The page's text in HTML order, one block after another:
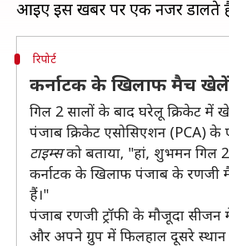
रिपोर्ट
कर्नाटक के खिलाफ मैच
गिल 2 सालों के बाद घरेलू क्रिकेट में
पंजाब क्रिकेट एसोसिएशन (PCA) के
टाइम्सको बताया, "हां, शुभमन गिल
कर्नाटक के खिलाफ पंजाब के रणजी
हैं।"
पंजाब रणजी ट्रॉफी के मौजूदा सीजन
और अपने ग्रुप में फिलहाल दूसरे स्थान